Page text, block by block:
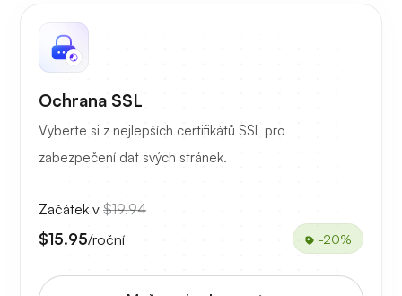
Ochrana SSL
Vyberte si z nejlepších certifikátů SSL pro
zabezpečení dat svých stránek.
Začátek v $19.94
$15.95/roční -20%